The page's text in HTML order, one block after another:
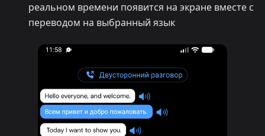
реальном времени появится на экране вместе с
переводом на выбранный язык